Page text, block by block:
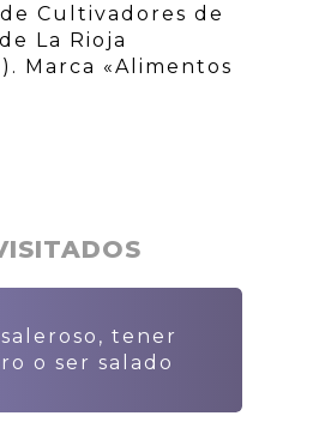
Cultivadores de
La Rioja
Marca «Alimentos
tener
o ser salado